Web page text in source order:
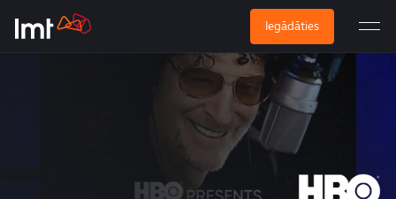
Iegādāties